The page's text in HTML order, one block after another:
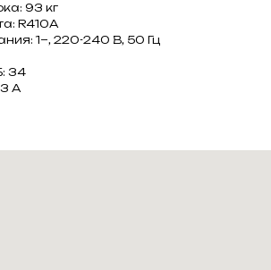
93 кг
R410A
1~, 220-240 В, 50 Гц
34
A